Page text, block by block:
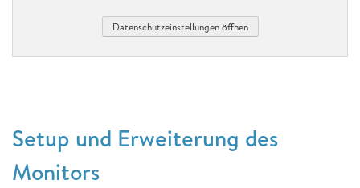
Datenschutzeinstellungen öffnen
Setup und Erweiterung des
Monitors